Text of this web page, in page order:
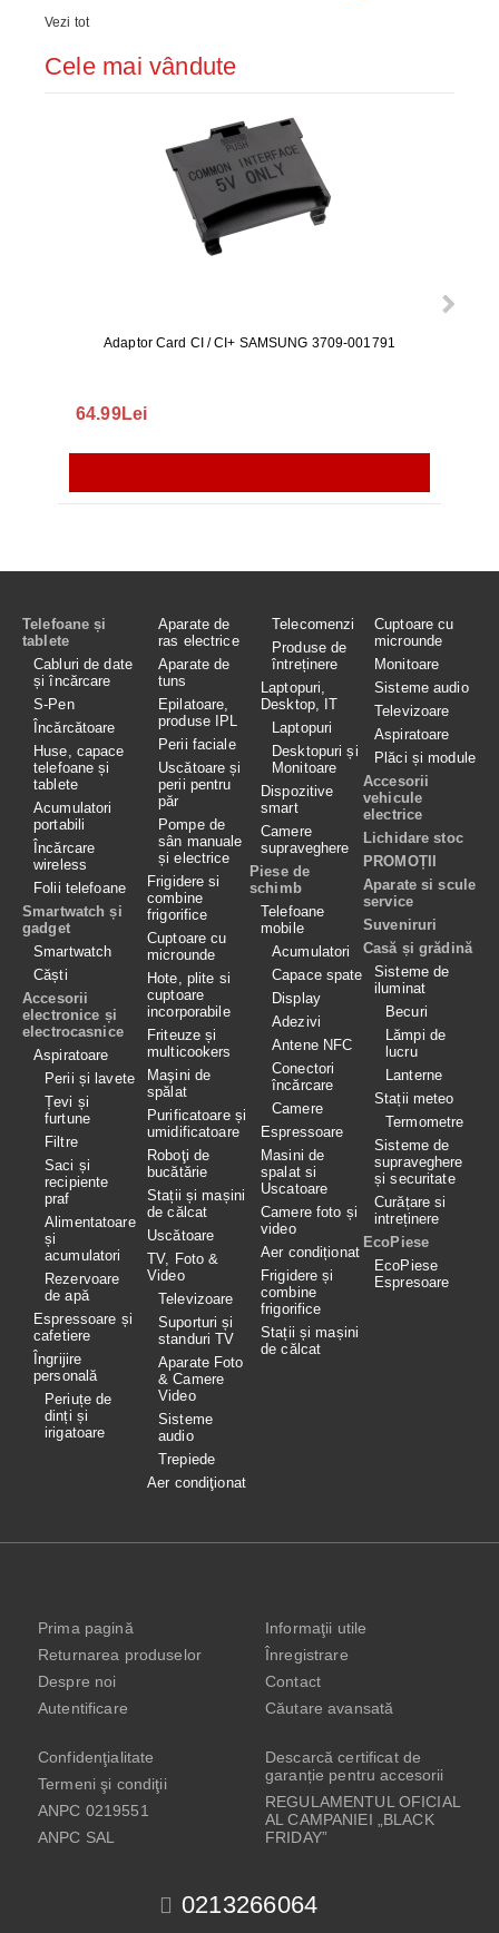
Vezi tot
Cele mai vândute
Adaptor Card CI / CI+ SAMSUNG 3709-001791
64.99Lei
Telefoane și
tablete
Cabluri de date
și încărcare
S-Pen
Încărcătoare
Huse, capace
telefoane și
tablete
Acumulatori
portabili
Încărcare
wireless
Folii telefoane
Smartwatch și
gadget
Smartwatch
Căști
Accesorii
electronice și
electrocasnice
Aspiratoare
Perii și lavete
Țevi și
furtune
Filtre
Saci și
recipiente
praf
Alimentatoare
și
acumulatori
Rezervoare
de apă
Espressoare și
cafetiere
Îngrijire
personală
Periuțe de
dinți și
irigatoare
Aparate de
ras electrice
Aparate de
tuns
Epilatoare,
produse IPL
Perii faciale
Uscătoare și
perii pentru
păr
Pompe de
sân manuale
și electrice
Frigidere si
combine
frigorifice
Cuptoare cu
microunde
Hote, plite si
cuptoare
incorporabile
Friteuze și
multicookers
Maşini de
spălat
Purificatoare și
umidificatoare
Roboţi de
bucătărie
Stații și mașini
de călcat
Uscătoare
TV, Foto &
Video
Televizoare
Suporturi și
standuri TV
Aparate Foto
& Camere
Video
Sisteme
audio
Trepiede
Aer condiţionat
Telecomenzi
Produse de
întreținere
Laptopuri,
Desktop, IT
Laptopuri
Desktopuri și
Monitoare
Dispozitive
smart
Camere
supraveghere
Piese de
schimb
Telefoane
mobile
Acumulatori
Capace spate
Display
Adezivi
Antene NFC
Conectori
încărcare
Camere
Espressoare
Masini de
spalat si
Uscatoare
Camere foto și
video
Aer condiționat
Frigidere și
combine
frigorifice
Stații și mașini
de călcat
Cuptoare cu
microunde
Monitoare
Sisteme audio
Televizoare
Aspiratoare
Plăci și module
Accesorii
vehicule
electrice
Lichidare stoc
PROMOȚII
Aparate si scule
service
Suveniruri
Casă și grădină
Sisteme de
iluminat
Becuri
Lămpi de
lucru
Lanterne
Stații meteo
Termometre
Sisteme de
supraveghere
și securitate
Curățare si
intreținere
EcoPiese
EcoPiese
Espresoare
0213266064
Prima pagină
Returnarea produselor
Despre noi
Autentificare
Informaţii utile
Înregistrare
Contact
Căutare avansată
Confidenţialitate
Termeni şi condiţii
ANPC 0219551
ANPC SAL
Descarcă certificat de
garanție pentru accesorii
REGULAMENTUL OFICIAL
AL CAMPANIEI „BLACK
FRIDAY”